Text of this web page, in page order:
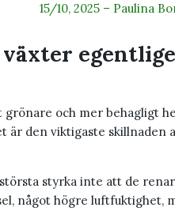
15/10, 2025 – Paulina
grönare och mer behagligt
är den viktigaste skillnaden
styrka inte att de
något högre luftfuktighet,